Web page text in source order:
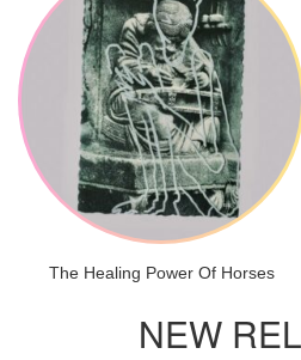
The Healing Power Of Horses
NEW